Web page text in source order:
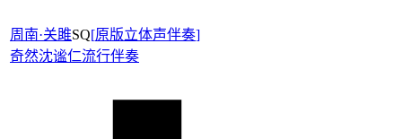
周南·关雎SQ[原版立体声伴奏]
奇然沈谧仁流行伴奏